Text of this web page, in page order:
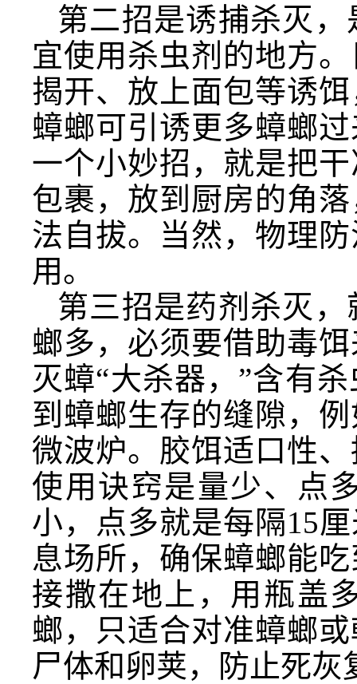
第二招是诱捕杀灭
宜使用杀虫剂的地方
揭开、放上面包等诱
蟑螂可引诱更多蟑螂
一个小妙招，就是把
包裹，放到厨房的角
法自拔。当然，物理
用。
第三招是药剂杀灭
螂多，必须要借助毒
灭蟑“大杀器，”含有
到蟑螂生存的缝隙，
微波炉。胶饵适口性
使用诀窍是量少、点
小，点多就是每隔15
息场所，确保蟑螂能
接撒在地上，用瓶盖
螂，只适合对准蟑螂
尸体和卵荚，防止死灰